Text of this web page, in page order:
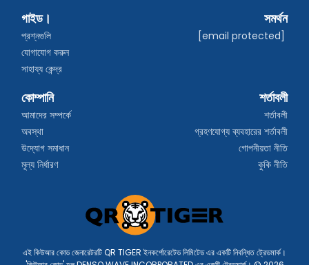
গাইড।
প্রশ্নগুলি
যোগাযোগ করুন
সাহায্য কেন্দ্র
সমর্থন
[email protected]
কোম্পানি
আমাদের সম্পর্কে
অবস্থা
উদ্যোগ সমাধান
মূল্য নির্ধারণ
শর্তাবলী
শর্তাবলী
গ্রহণযোগ্য ব্যবহারের শর্তাবলী
গোপনীয়তা নীতি
কুকি নীতি
এই কিউআর কোড জেনারেটরটি QR TIGER ইনকর্পোরেটেড লিমিটেড এর একটি নিবন্ধিত ট্রেডমার্ক।